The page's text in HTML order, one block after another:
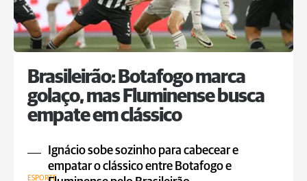
Brasileirão: Botafogo marca
golaço, mas Fluminense busca
empate em clássico
Ignácio sobe sozinho para cabecear e
empatar o clássico entre Botafogo e
ESPORTE